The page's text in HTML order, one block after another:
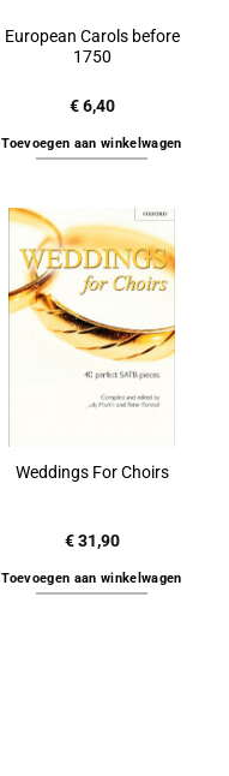
European Carols before
1750
€6,40
Toevoegen aan winkelwagen
Weddings For Choirs
€31,90
Toevoegen aan winkelwagen